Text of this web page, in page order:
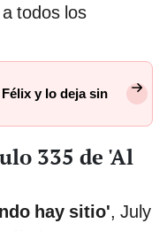
todos los
y lo deja sin
335 de 'Al
hay sitio', July